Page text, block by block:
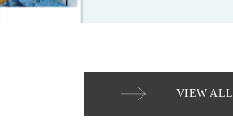
VIEW ALL